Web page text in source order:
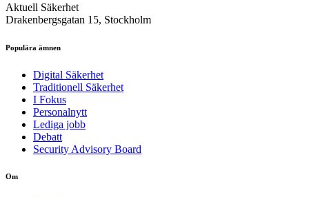
Aktuell Säkerhet
Drakenbergsgatan 15, Stockholm
Populära ämnen
Digital Säkerhet
Traditionell Säkerhet
I Fokus
Personalnytt
Lediga jobb
Debatt
Security Advisory Board
Om